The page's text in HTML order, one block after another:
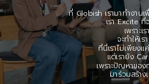
ที่ Globish เรามาทำงาน
เรา Excite ที่
เพราะ
จะทำให้เ
ที่นี่เราไม่เพียงแค่
แต่เรายัง
เพราะปัญหาขอ
มาร่วมสร้าง